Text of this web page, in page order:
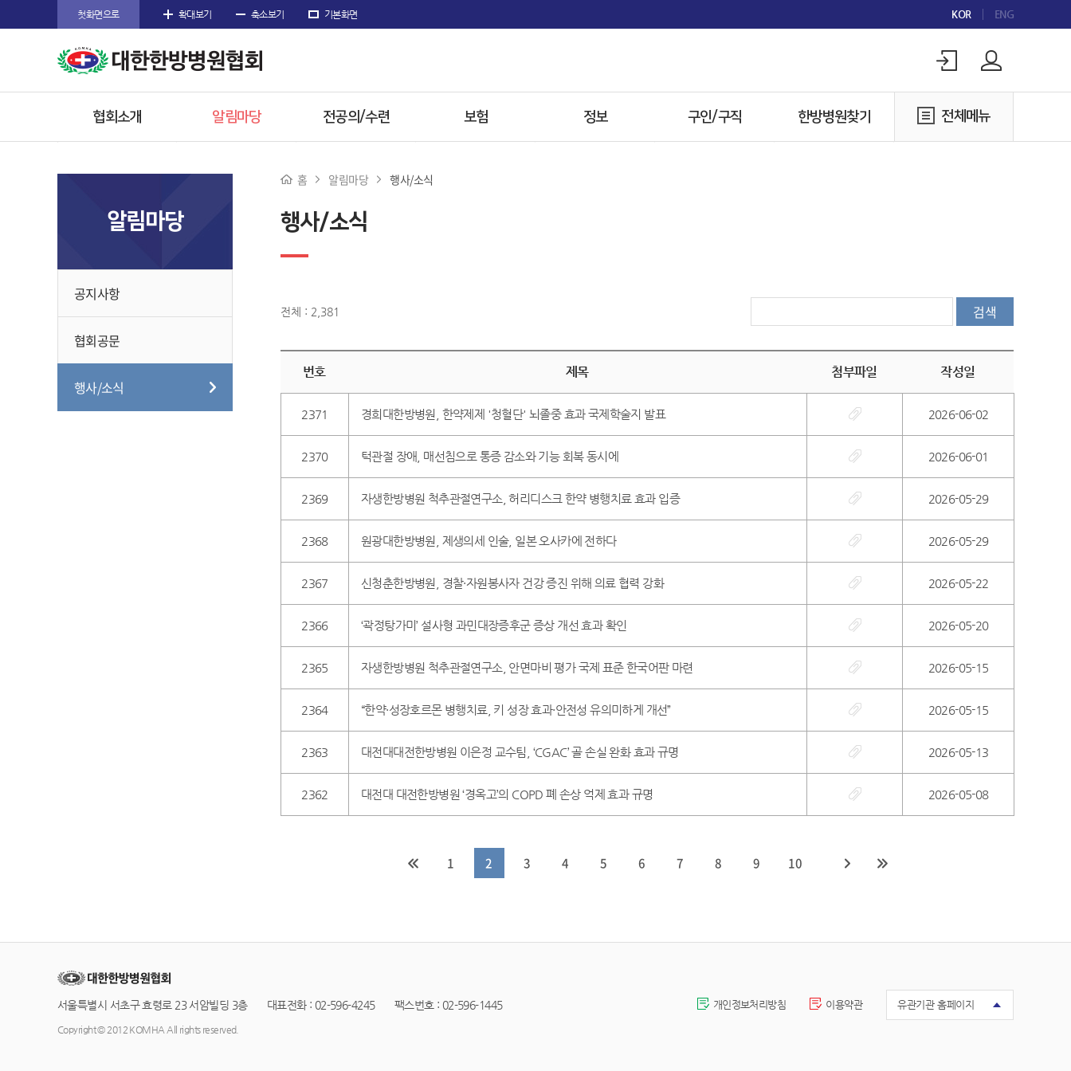
첫화면으로 확대보기 축소보기 기본화면 KOR ENG
협회소개
인사말
임원소개
알림마당
공지사항
전공의/수련
공지사항
참고자료
보험 정보 구인/구직 한방병원찾기 전체메뉴
알림마당
공지사항
협회공문
행사/소식
홈 알림마당 행사/소식
행사/소식
전체 : 2,381 검색
번호 제목 첨부파일 작성일
2371 경희대한방병원, 한약제제 '청혈단' 뇌졸중 효과 국제학술지 발표 2026-06-02
2370 턱관절 장애, 매선침으로 통증 감소와 기능 회복 동시에 2026-06-01
2369 자생한방병원 척추관절연구소, 허리디스크 한약 병행치료 효과 입증 2026-05-29
2368 원광대한방병원, 제생의세 인술, 일본 오사카에 전하다 2026-05-29
2367 신청춘한방병원, 경찰·자원봉사자 건강 증진 위해 의료 협력 강화 2026-05-22
2366 ‘곽정탕가미’ 설사형 과민대장증후군 증상 개선 효과 확인 2026-05-20
2365 자생한방병원 척추관절연구소, 안면마비 평가 국제 표준 한국어판 마련 2026-05-15
2364 “한약·성장호르몬 병행치료, 키 성장 효과·안전성 유의미하게 개선” 2026-05-15
2363 대전대대전한방병원 이은정 교수팀, ‘CGAC’ 골 손실 완화 효과 규명 2026-05-13
2362 대전대 대전한방병원 ‘경옥고’의 COPD 폐 손상 억제 효과 규명 2026-05-08
1 2 3 4 5 6 7 8 9 10
서울특별시 서초구 효령로 23 서암빌딩 3층 대표전화 : 02-596-4245 팩스번호 : 02-596-1445 개인정보처리방침 이용약관 유관기관 홈페이지
Copyright © 2012 KOMHA All rights reserved.